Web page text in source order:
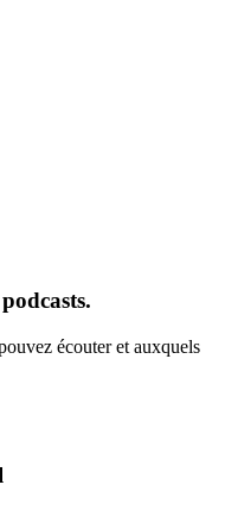
écouter et auxquels